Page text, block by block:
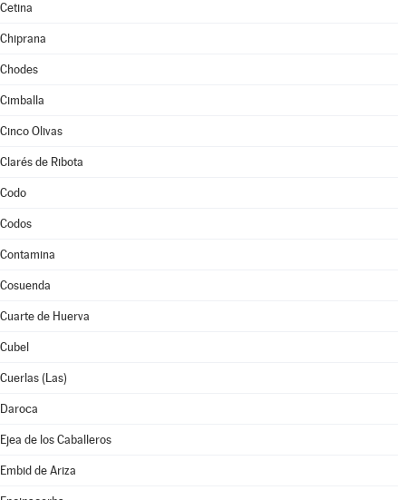
Cetina
Chiprana
Chodes
Cimballa
Cinco Olivas
Clarés de Ribota
Codo
Codos
Contamina
Cosuenda
Cuarte de Huerva
Cubel
Cuerlas (Las)
Daroca
Ejea de los Caballeros
Embid de Ariza